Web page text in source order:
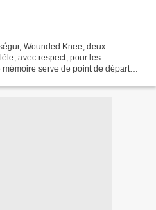
Wounded Knee, deux
avec respect, pour les
serve de point de départ